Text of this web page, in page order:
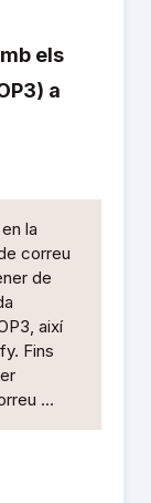
els
a
la
correu
de
així
Fins
...